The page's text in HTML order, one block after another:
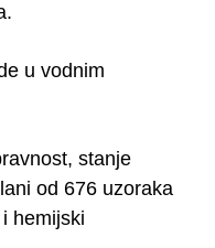
u vodnim
stanje
od 676 uzoraka
hemijski